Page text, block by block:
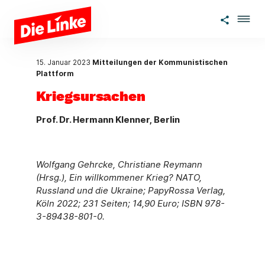
Zum Hauptinhalt springen
15. Januar 2023 Mitteilungen der Kommunistischen
Plattform
Kriegsursachen
Prof. Dr. Hermann Klenner, Berlin
Wolfgang Gehrcke, Christiane Reymann
(Hrsg.), Ein willkommener Krieg? NATO,
Russland und die Ukraine; PapyRossa Verlag,
Köln 2022; 231 Seiten; 14,90 Euro; ISBN 978-
3-89438-801-0.